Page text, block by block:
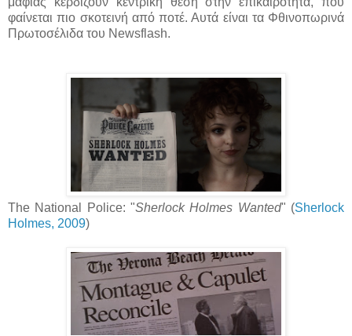
φαίνεται πιο σκοτεινή από ποτέ. Αυτά είναι τα Φθινοπωρινά
Πρωτοσέλιδα του Newsflash.
The National Pοlice: "Sherlock Holmes Wanted" (Sherlock
Holmes, 2009)